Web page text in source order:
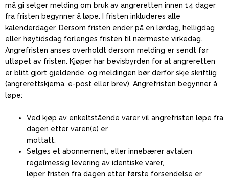
må gi selger melding om bruk av angreretten innen 14 dager
fra fristen begynner å løpe. I fristen inkluderes alle
kalenderdager. Dersom fristen ender på en lørdag, helligdag
eller høytidsdag forlenges fristen til nærmeste virkedag.
Angrefristen anses overholdt dersom melding er sendt før
utløpet av fristen. Kjøper har bevisbyrden for at angreretten
er blitt gjort gjeldende, og meldingen bør derfor skje skriftlig
(angrerettskjema, e-post eller brev). Angrefristen begynner å
løpe:
Ved kjøp av enkeltstående varer vil angrefristen løpe fra
dagen etter varen(e) er
mottatt.
Selges et abonnement, eller innebærer avtalen
regelmessig levering av identiske varer,
løper fristen fra dagen etter første forsendelse er